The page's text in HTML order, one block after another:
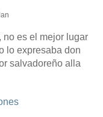
no es el mejor lugar
lo expresaba don
salvadoreño alla